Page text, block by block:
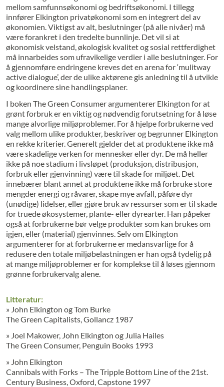
mellom samfunnsøkonomi og bedriftsøkonomi. I tillegg
innfører Elkington privatøkonomi som en integrert del av
økonomien. Viktigst av alt, beslutninger (på alle nivåer) må
være forankret i den tredelte bunnlinje. Det vil si at
økonomisk velstand, økologisk kvalitet og sosial rettferdighet
må innarbeides som ufravikelige verdier i alle beslutninger. For
å gjennomføre endringene kreves det en arena for ‘mulitway
active dialogue’, der de ulike aktørene gis anledning til å utvikle
og koordinere sine handlingsplaner.
I boken The Green Consumer argumenterer Elkington for at
grønt forbruk er en viktig og nødvendig forutsetning for å løse
mange alvorlige miljøproblemer. For å hjelpe forbrukerne ved
valg mellom ulike produkter, beskriver og begrunner Elkington
en rekke kriterier. Generelt gjelder det at produktene ikke må
være skadelige verken for mennesker eller dyr. De må heller
ikke på noe stadium i livsløpet (produksjon, distribusjon,
forbruk eller gjenvinning) være til skade for miljøet. Det
innebærer blant annet at produktene ikke må forbruke store
mengder energi og råvarer, skape mye avfall, påføre dyr
(unødige) lidelser, eller gjøre bruk av ressurser som er til skade
for truede økosystemer, plante- eller dyrearter. Han påpeker
også at forbrukerne bør velge produkter som kan brukes om
igjen, eller (material) gjenvinnes. Selv om Elkington
argumenterer for at forbrukerne er medansvarlige for å
redusere den totale miljøbelastningen er han også tydelig på
at mange miljøproblemer er for komplekse til å løses gjennom
grønne forbrukervalg alene.
Litteratur:
» John Elkington og Tom Burke
The Green Capitalists, Gollancz 1987
» Joel Makower, John Elkington og Julia Hailes
The Green Consumer, Penguin Books 1993
» John Elkington
Cannibals with Forks – The Tripple Bottom Line of the 21st.
Century Business, Oxford, Capstone 1997